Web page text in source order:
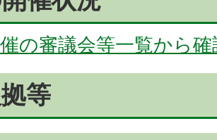
の審議会等一覧から
等